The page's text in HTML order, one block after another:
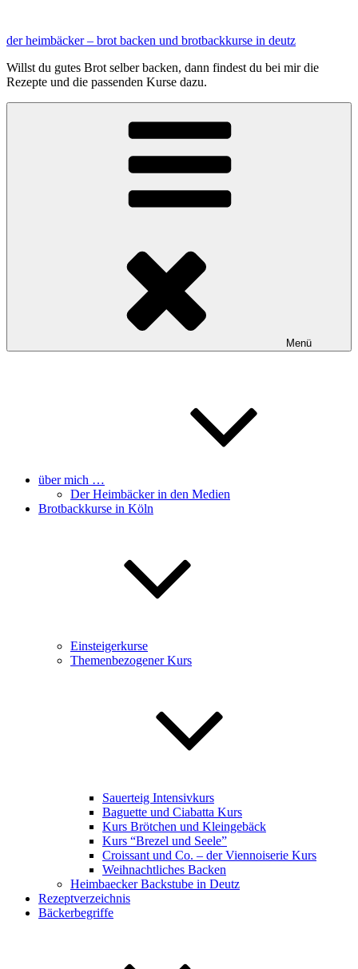
springen
der heimbäcker – brot backen und brotbackkurse in deutz
Willst du gutes Brot selber backen, dann findest du bei mir die
Rezepte und die passenden Kurse dazu.
Menü
über mich …
Der Heimbäcker in den Medien
Brotbackkurse in Köln
Einsteigerkurse
Themenbezogener Kurs
Sauerteig Intensivkurs
Baguette und Ciabatta Kurs
Kurs Brötchen und Kleingebäck
Kurs “Brezel und Seele”
Croissant und Co. – der Viennoiserie Kurs
Weihnachtliches Backen
Heimbaecker Backstube in Deutz
Rezeptverzeichnis
Bäckerbegriffe